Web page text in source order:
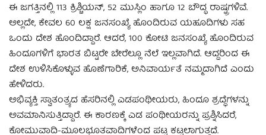
ಈ ಜಗತ್ತಿನಲ್ಲಿ 113 ಕ್ರಿಶ್ಚಿಯನ್, 52 ಮುಸ್ಲಿಂ ಹಾಗೂ 12 ಬೌದ್ಧ ರಾಷ್ಟ್ರಗಳಿವೆ.
ಅಲ್ಲದೇ, ಕೇವಲ 60 ಲಕ್ಷ ಜನಸಂಖ್ಯೆ ಹೊಂದಿರುವ ಯಹೂದಿಗಳು ಸಹ
ಒಂದು ದೇಶ ಹೊಂದಿದ್ದಾರೆ. ಆದರೆ, 100 ಕೋಟಿ ಜನಸಂಖ್ಯೆ ಹೊಂದಿರುವ
ಹಿಂದೂಗಳಿಗೆ ಭಾರತ ಬಿಟ್ಟರೇ ಬೇರೆಲ್ಲೂ ನೆಲೆ ಇಲ್ಲವಾಗಿದೆ. ಆದ್ದರಿಂದ ಈ
ದೇಶ ಉಳಿಸಿಕೊಳ್ಳುವ ಹೊಣೆಗಾರಿಕೆ, ಅನಿವಾರ್ಯತೆ ನಮ್ಮದಾಗಿದೆ ಎಂದು
ಹೇಳಿದರು.
ಅಭಿವ್ಯಕ್ತಿ ಸ್ವಾತಂತ್ರ್ಯದ ಹೆಸರಿನಲ್ಲಿ ಎಡಪಂಥೀಯರು, ಹಿಂದೂ ಶ್ರದ್ಧೆಗಳನ್ನು
ಅವಮಾನಿಸುತ್ತಿದ್ದಾರೆ. ಈ ಕಾರಣಕ್ಕೆ ಎಡ ಪಂಥೀಯರನ್ನು ಪ್ರಶ್ನಿಸಿದರೆ,
ಕೋಮುವಾದಿ-ಮೂಲಭೂತವಾದಿಗಳೆಂದ ಪಟ್ಟ ಕಟ್ಟಲಾಗುತ್ತದೆ.